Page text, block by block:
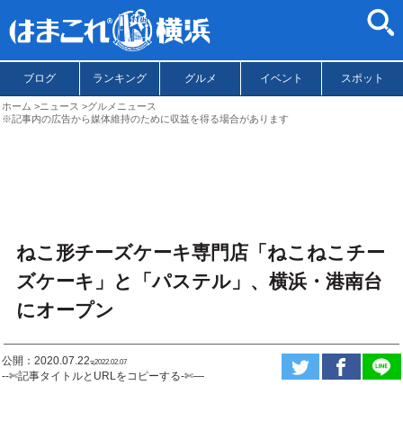
ブログ ランキング グルメ イベント スポット
ホーム ニュース
グルメニュース
※記事内の広告から媒体維持のために収益を得る場合があります
ねこ形チーズケーキ専門店「ねこねこチー
ズケーキ」と「パステル」、横浜・港南台
にオープン
公開：2020.07.22ಇ2022.02.07
--✄記事タイトルとURLをコピーする-✄—